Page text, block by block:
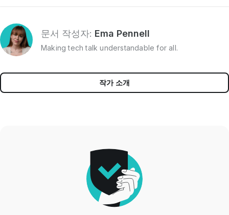
문서 작성자: Ema Pennell
Making tech talk understandable for all.
작가 소개